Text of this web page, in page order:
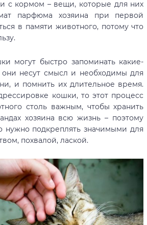
с кормом – вещи, которые для них
парфюма хозяина при первой
в памяти животного, потому что
могут быстро запоминать какие-
несут смысл и необходимы для
и помнить их длительное время.
кошки, то этот процесс
столь важным, чтобы хранить
хозяина всю жизнь – поэтому
нужно подкреплять значимыми для
похвалой, лаской.